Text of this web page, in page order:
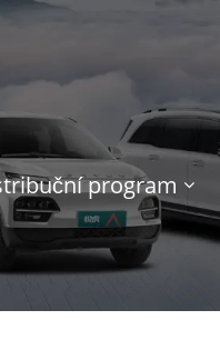
program